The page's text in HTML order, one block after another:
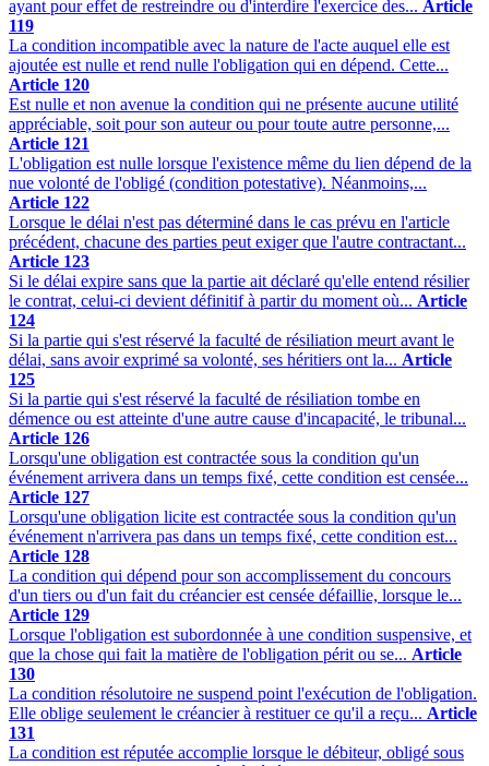
ayant pour effet de restreindre ou d'interdire l'exercice des... Article
119
La condition incompatible avec la nature de l'acte auquel elle est
ajoutée est nulle et rend nulle l'obligation qui en dépend. Cette...
Article 120
Est nulle et non avenue la condition qui ne présente aucune utilité
appréciable, soit pour son auteur ou pour toute autre personne,...
Article 121
L'obligation est nulle lorsque l'existence même du lien dépend de la
nue volonté de l'obligé (condition potestative). Néanmoins,...
Article 122
Lorsque le délai n'est pas déterminé dans le cas prévu en l'article
précédent, chacune des parties peut exiger que l'autre contractant...
Article 123
Si le délai expire sans que la partie ait déclaré qu'elle entend résilier
le contrat, celui-ci devient définitif à partir du moment où... Article
124
Si la partie qui s'est réservé la faculté de résiliation meurt avant le
délai, sans avoir exprimé sa volonté, ses héritiers ont la... Article
125
Si la partie qui s'est réservé la faculté de résiliation tombe en
démence ou est atteinte d'une autre cause d'incapacité, le tribunal...
Article 126
Lorsqu'une obligation est contractée sous la condition qu'un
événement arrivera dans un temps fixé, cette condition est censée...
Article 127
Lorsqu'une obligation licite est contractée sous la condition qu'un
événement n'arrivera pas dans un temps fixé, cette condition est...
Article 128
La condition qui dépend pour son accomplissement du concours
d'un tiers ou d'un fait du créancier est censée défaillie, lorsque le...
Article 129
Lorsque l'obligation est subordonnée à une condition suspensive, et
que la chose qui fait la matière de l'obligation périt ou se... Article
130
La condition résolutoire ne suspend point l'exécution de l'obligation.
Elle oblige seulement le créancier à restituer ce qu'il a reçu... Article
131
La condition est réputée accomplie lorsque le débiteur, obligé sous